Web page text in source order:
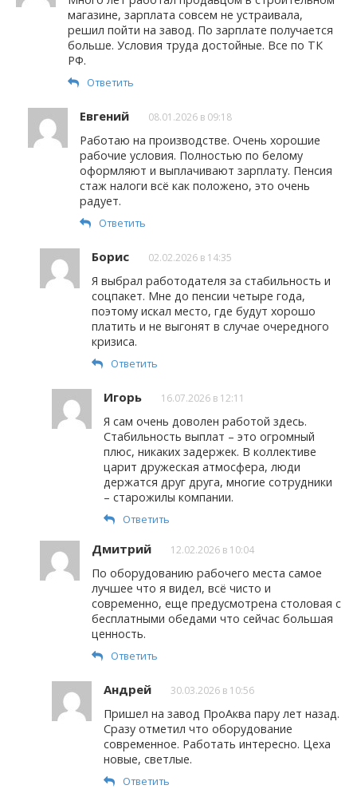
магазине, зарплата совсем не устраивала,
решил пойти на завод. По зарплате получается
больше. Условия труда достойные. Все по ТК
РФ.
Ответить
Евгений 08.01.2026 в 09:18
Работаю на производстве. Очень хорошие
рабочие условия. Полностью по белому
оформляют и выплачивают зарплату. Пенсия
стаж налоги всё как положено, это очень
радует.
Ответить
Борис 02.02.2026 в 14:35
Я выбрал работодателя за стабильность и
соцпакет. Мне до пенсии четыре года,
поэтому искал место, где будут хорошо
платить и не выгонят в случае очередного
кризиса.
Ответить
Игорь 16.07.2026 в 12:11
Я сам очень доволен работой здесь.
Стабильность выплат – это огромный
плюс, никаких задержек. В коллективе
царит дружеская атмосфера, люди
держатся друг друга, многие сотрудники
– старожилы компании.
Ответить
Дмитрий 12.02.2026 в 10:04
По оборудованию рабочего места самое
лучшее что я видел, всё чисто и
современно, еще предусмотрена столовая с
бесплатными обедами что сейчас большая
ценность.
Ответить
Андрей 30.03.2026 в 10:56
Пришел на завод ПроАква пару лет назад.
Сразу отметил что оборудование
современное. Работать интересно. Цеха
новые, светлые.
Ответить